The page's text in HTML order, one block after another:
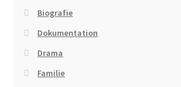
Biografie
Dokumentation
Drama
Familie